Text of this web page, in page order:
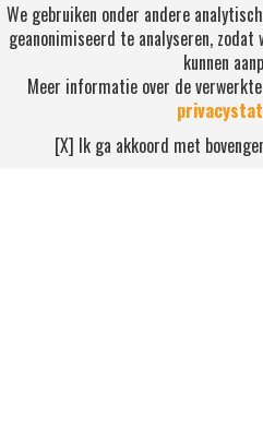
We gebruiken onder andere
geanonimiseerd te analyseren,
kunnen
Meer informatie over de
[X] Ik ga akkoord met